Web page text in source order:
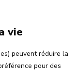
vie
peuvent réduire la
pour des